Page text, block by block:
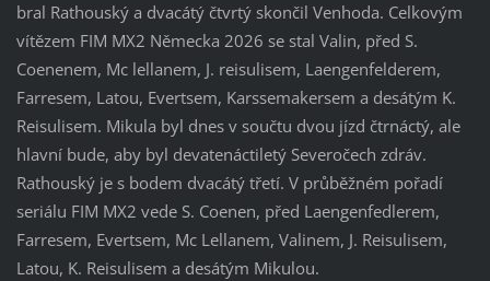
bral Rathouský a dvacátý čtvrtý skončil Venhoda. Celkovým
vítězem FIM MX2 Německa 2026 se stal Valin, před S.
Coenenem, Mc lellanem, J. reisulisem, Laengenfelderem,
Farresem, Latou, Evertsem, Karssemakersem a desátým K.
Reisulisem. Mikula byl dnes v součtu dvou jízd čtrnáctý, ale
hlavní bude, aby byl devatenáctiletý Severočech zdráv.
Rathouský je s bodem dvacátý třetí. V průběžném pořadí
seriálu FIM MX2 vede S. Coenen, před Laengenfedlerem,
Farresem, Evertsem, Mc Lellanem, Valinem, J. Reisulisem,
Latou, K. Reisulisem a desátým Mikulou.